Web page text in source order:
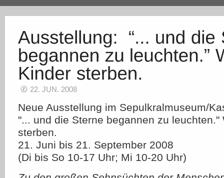
22. JUN. 2008
Neue Ausstellung im Sepulkralmuseum/
"... und die Sterne begannen zu leuchten."
sterben.
21. Juni bis 21. September 2008
(Di bis So 10-17 Uhr; Mi 10-20 Uhr)